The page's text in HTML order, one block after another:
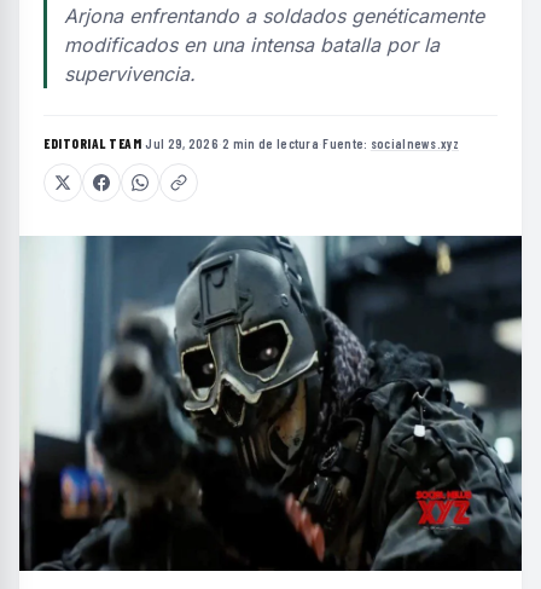
Arjona enfrentando a soldados genéticamente
modificados en una intensa batalla por la
supervivencia.
EDITORIAL TEAM·Jul 29, 2026·2 min de lectura·Fuente: socialnews.xyz